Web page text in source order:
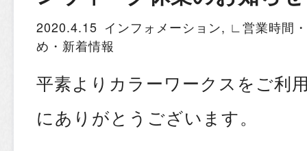
2020.4.15 インフォメーション, ∟営業時間
め・新着情報
平素よりカラーワークスをご利
にありがとうございます。